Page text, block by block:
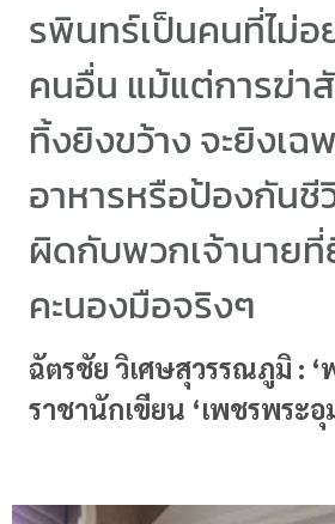
รพินทร์เป็นคนที่ไม่อ
คนอื่น แม้แต่การฆ่า
ทิ้งยิงขว้าง จะยิงเฉ
อาหารหรือป้องกัน
ผิดกับพวกเจ้านาย
คะนองมือจริงๆ
ฉัตรชัย วิเศษสุวรรณภูมิ : ‘
ราชานักเขียน ‘เพชรพระอุ